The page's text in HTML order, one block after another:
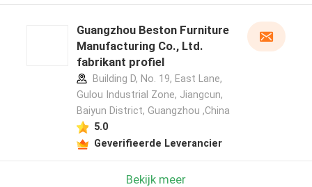
Guangzhou Beston Furniture
Manufacturing Co., Ltd.
fabrikant profiel
Building D, No. 19, East Lane,
Gulou Industrial Zone, Jiangcun,
Baiyun District, Guangzhou ,China
5.0
Geverifieerde Leverancier
Bekijk meer